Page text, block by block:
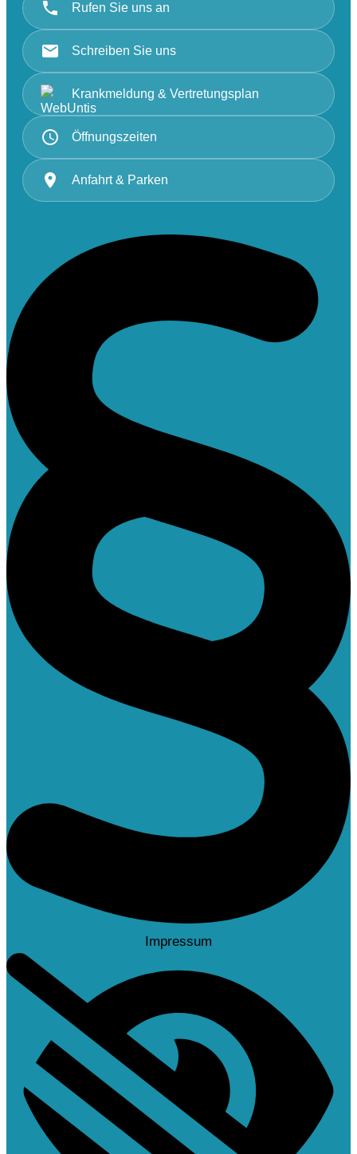
Rufen Sie uns an
Schreiben Sie uns
Krankmeldung & Vertretungsplan
Öffnungszeiten
Anfahrt & Parken
Impressum